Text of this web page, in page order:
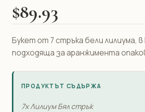
$89.93
Букет от 7 стръка бели лилиума,
подходяща за аранжимента
ПРОДУКТЪТ СЪДЪРЖА
7x Лилиум Бял стрък